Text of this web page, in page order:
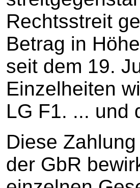
Rechtsstreit
Betrag in
seit dem 19.
Einzelheiten
LG F1. ... und
Diese
der GbR